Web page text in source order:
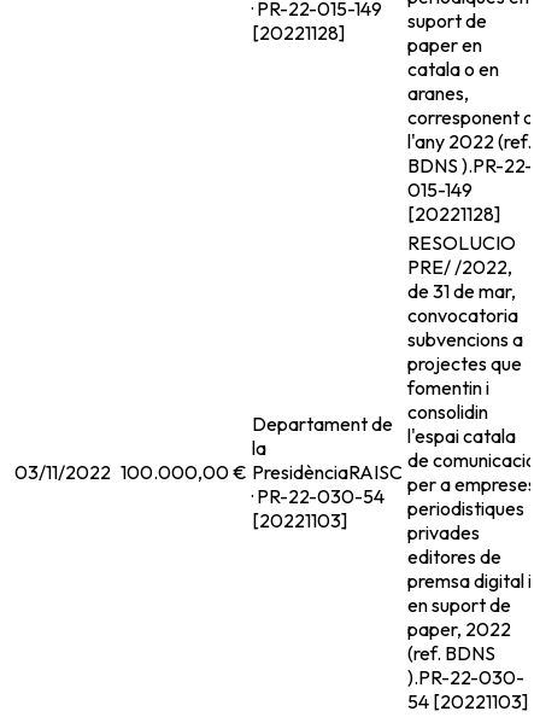
· PR-22-015-149
[20221128]
suport de
paper en
catala o en
aranes,
corresponent a
l'any 2022 (ref.
BDNS ).PR-22-
015-149
[20221128]
03/11/2022 100.000,00 €
Departament de
la
PresidènciaRAISC
· PR-22-030-54
[20221103]
RESOLUCIO
PRE/ /2022,
de 31 de mar,
convocatoria
subvencions a
projectes que
fomentin i
consolidin
l'espai catala
de comunicacio
per a empreses
periodistiques
privades
editores de
premsa digital i
en suport de
paper, 2022
(ref. BDNS
).PR-22-030-
54 [20221103]